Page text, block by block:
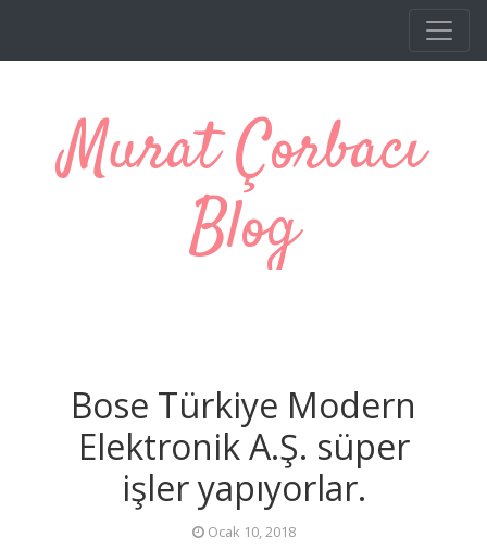
Murat Çorbacı
Blog
Bose Türkiye Modern
Elektronik A.Ş. süper
işler yapıyorlar.
Ocak 10, 2018